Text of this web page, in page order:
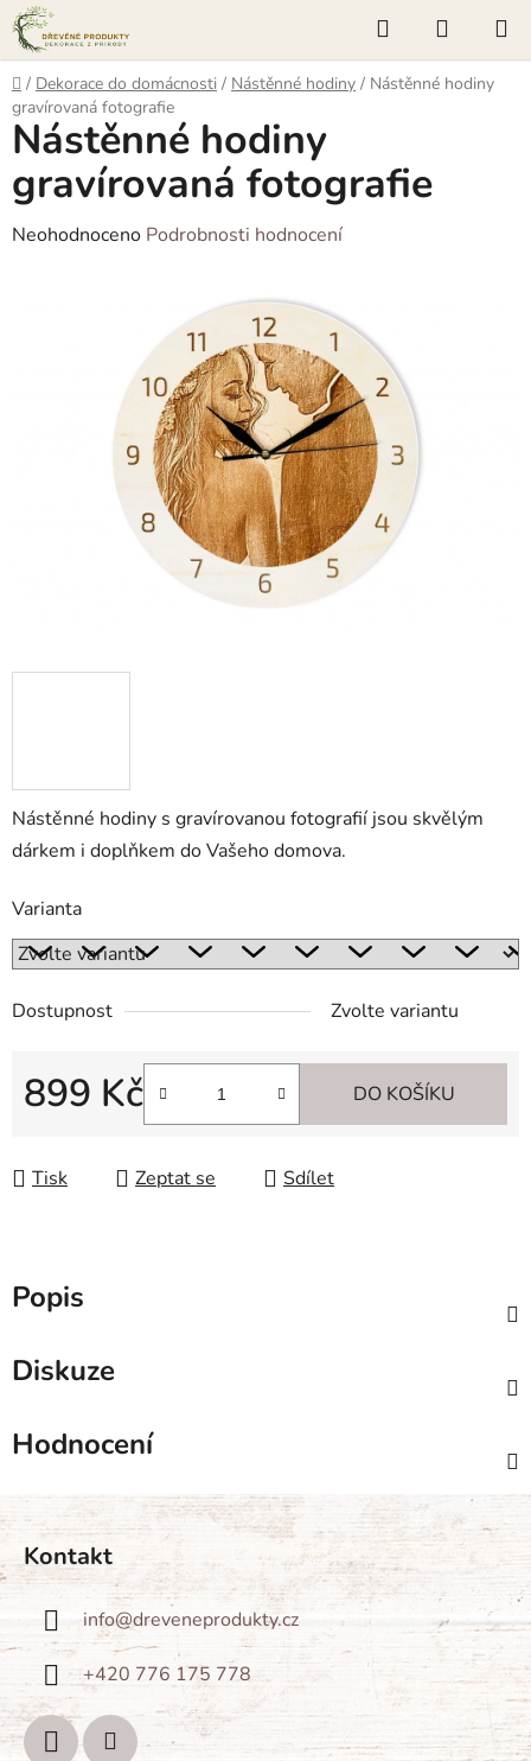
Přejít
na
obsah
Hledat
KOŠÍK
Domů
/ Dekorace do domácnosti / Nástěnné hodiny / Nástěnné hodiny
gravírovaná fotografie
Nástěnné hodiny s gravírovanou fotografií jsou skvělým
dárkem i doplňkem do Vašeho domova.
Varianta
Dostupnost Zvolte variantu
899 Kč DO KOŠÍKU
Tisk Zeptat se Sdílet
Nástěnné hodiny
gravírovaná fotografie
Průměrné
Neohodnoceno Podrobnosti hodnocení
Popis
Diskuze
Hodnocení
á
p
a
t
í
Kontakt
info@dreveneprodukty.cz
+420 776 175 778